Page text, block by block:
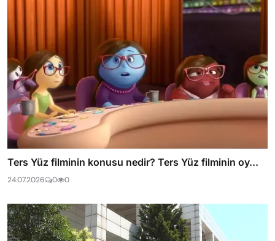
Ters Yüz filminin konusu nedir? Ters Yüz filminin oy...
24.07.2026 0 0